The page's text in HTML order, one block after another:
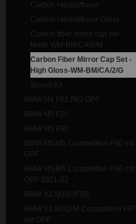
Carbon Heckdiffusor
Carbon Heckdiffusor-Gloss
Carbon fiber mirror cap set-
Matte WM-BM/CA/2/M
Carbon Fiber Mirror Cap Set -
High Gloss-WM-BM/CA/2/G
Sound Kit
BMW M4 F82,F83 OPF
BMW M5 F10
BMW M5 F90
BMW M5/M5 Competition F90 mit
OPF
BMW M5/M5 Competition F90 mit
OPF 2021-22
BMW X2 M35i (F39)
BMW X3 M/X3 M Competition F97
mit OPF